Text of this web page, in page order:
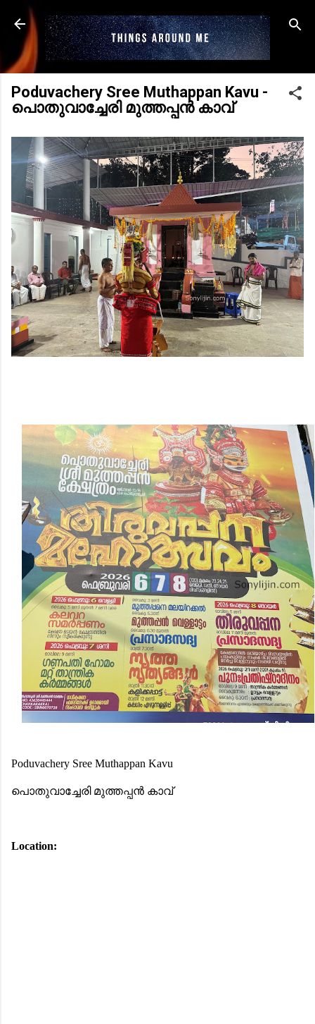
Skip to main content
Poduvachery Sree Muthappan Kavu -
പൊതുവാച്ചേരി മുത്തപ്പന്‍ കാവ്‌
Poduvachery Sree Muthappan Kavu
പൊതുവാച്ചേരി മുത്തപ്പന്‍ കാവ്‌
Location: